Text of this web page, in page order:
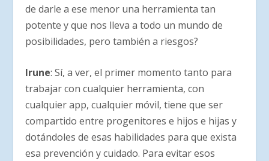
de darle a ese menor una herramienta tan
potente y que nos lleva a todo un mundo de
posibilidades, pero también a riesgos?
Irune: Sí, a ver, el primer momento tanto para
trabajar con cualquier herramienta, con
cualquier app, cualquier móvil, tiene que ser
compartido entre progenitores e hijos e hijas y
dotándoles de esas habilidades para que exista
esa prevención y cuidado. Para evitar esos